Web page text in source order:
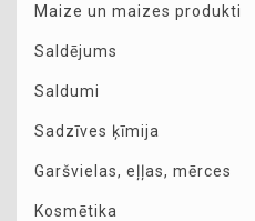
Maize un maizes produkti
Saldējums
Saldumi
Sadzīves ķīmija
Garšvielas, eļļas, mērces
Kosmētika